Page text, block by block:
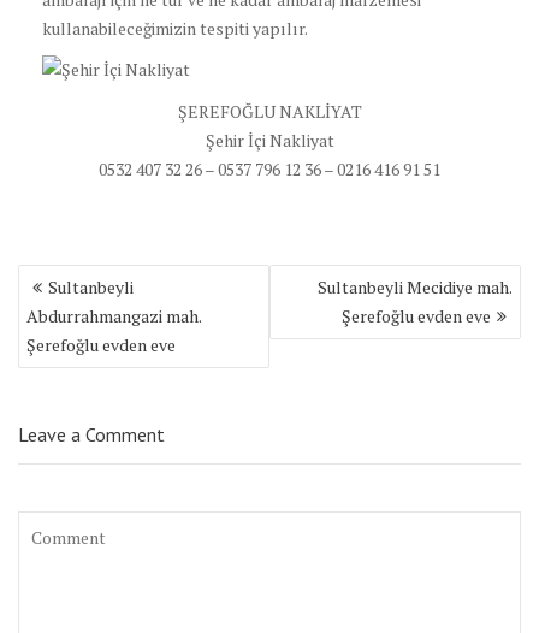
kullanabileceğimizin tespiti yapılır.
ŞEREFOĞLU NAKLİYAT
Şehir İçi Nakliyat
0532 407 32 26 – 0537 796 12 36 – 0216 416 91 51
Yazı
dolaşımı
Sultanbeyli
Abdurrahmangazi mah.
Şerefoğlu evden eve
Sultanbeyli Mecidiye mah.
Şerefoğlu evden eve
Leave a Comment